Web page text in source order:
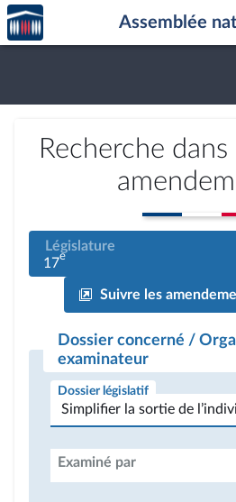
Aller au contenu
Aller en bas de la page
Accèder
à la
page
Assemblée
Recherche dans
Législature
17e
Suivre les
Dossier concerné /
examinateur
Dossier législatif
Examiné par